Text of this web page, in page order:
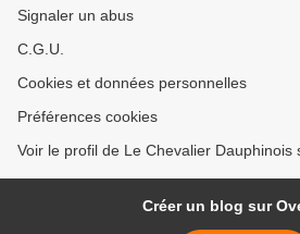
Signaler un abus
C.G.U.
Cookies et données personnelles
Préférences cookies
Voir le profil de Le Chevalier Dauphinois
Créer un blog sur